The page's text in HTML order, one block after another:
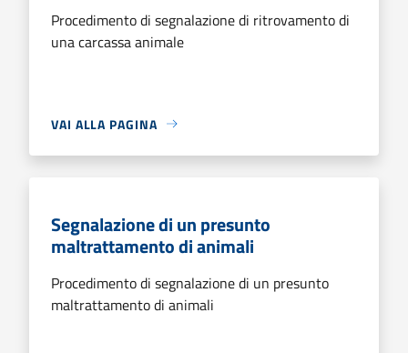
Procedimento di segnalazione di ritrovamento di
una carcassa animale
VAI ALLA PAGINA
Segnalazione di un presunto
maltrattamento di animali
Procedimento di segnalazione di un presunto
maltrattamento di animali